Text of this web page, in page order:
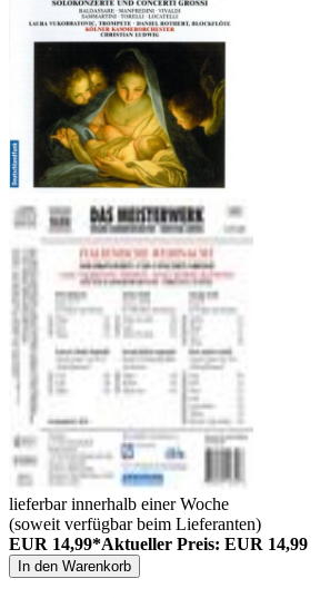
lieferbar innerhalb einer Woche
(soweit verfügbar beim Lieferanten)
EUR 14,99*Aktueller Preis: EUR 14,99
In den Warenkorb